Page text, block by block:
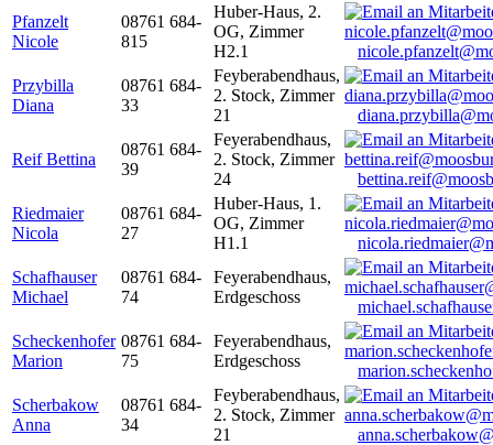
Pfanzelt
Nicole
08761 684-
815
Huber-Haus, 2.
OG, Zimmer
H2.1
Przybilla
Diana
08761 684-
33
Feyberabendhaus,
2. Stock, Zimmer
21
Reif Bettina
08761 684-
39
Feyerabendhaus,
2. Stock, Zimmer
24
Riedmaier
Nicola
08761 684-
27
Huber-Haus, 1.
OG, Zimmer
H1.1
Schafhauser
Michael
08761 684-
74
Feyerabendhaus,
Erdgeschoss
Scheckenhofer
Marion
08761 684-
75
Feyerabendhaus,
Erdgeschoss
Scherbakow
Anna
08761 684-
34
Feyberabendhaus,
2. Stock, Zimmer
21